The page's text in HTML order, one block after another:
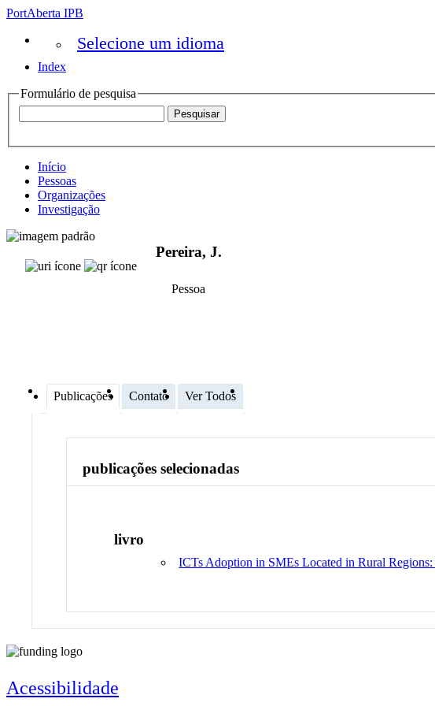
PortAberta IPB
Selecione um idioma
Index
Formulário de pesquisa
Início
Pessoas
Organizações
Investigação
Pereira, J.
Pessoa
Publicações Contato Ver Todos
publicações selecionadas
livro
ICTs Adoption in SMEs Located in Rural
Acessibilidade